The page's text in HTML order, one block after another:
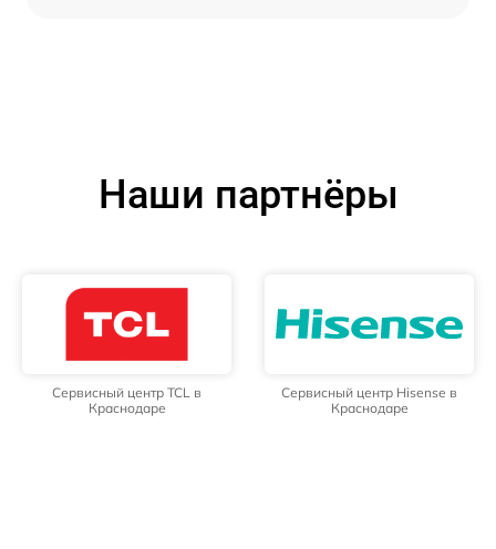
Наши партнёры
Сервисный центр TCL в
Краснодаре
Сервисный центр Hisense в
Краснодаре